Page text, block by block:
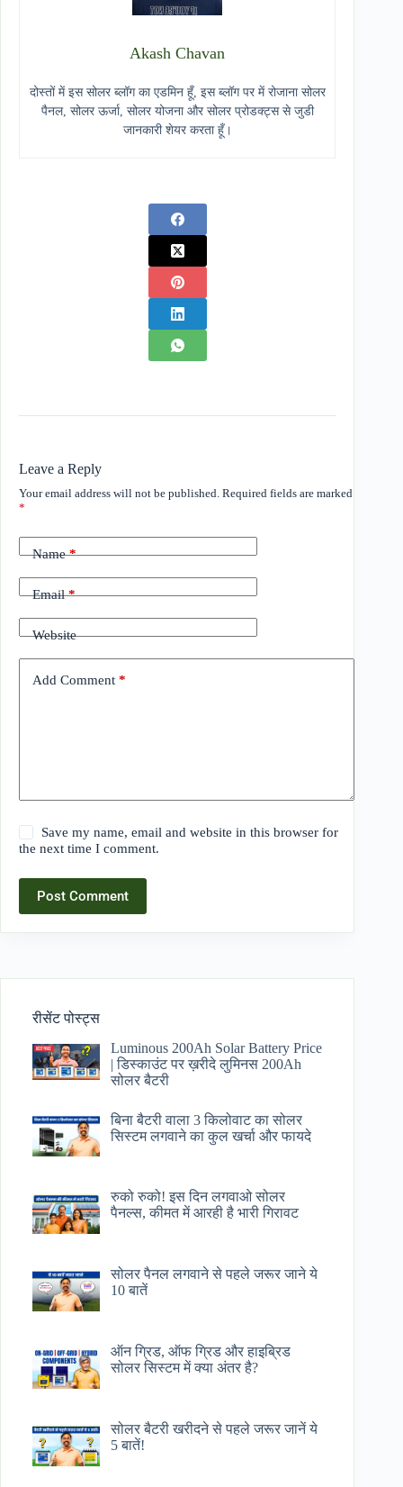
Akash Chavan
दोस्तों में इस सोलर ब्लॉग का एडमिन हूँ, इस ब्लॉग पर में रोजाना सोलर
पैनल, सोलर ऊर्जा, सोलर योजना और सोलर प्रोडक्ट्स से जुडी
जानकारी शेयर करता हूँ।
Leave a Reply
Your email address will not be published. Required fields are marked
*
Name*
Email*
Website
Add Comment *
Save my name, email and website in this browser for
the next time I comment.
Post Comment
रीसेंट पोस्ट्स
Luminous 200Ah Solar Battery Price​
| डिस्काउंट पर ख़रीदे लुमिनस 200Ah
सोलर बैटरी
बिना बैटरी वाला 3 किलोवाट का सोलर
सिस्टम लगवाने का कुल खर्चा और फायदे
रुको रुको! इस दिन लगवाओ सोलर
पैनल्स, कीमत में आरही है भारी गिरावट
सोलर पैनल लगवाने से पहले जरूर जाने ये
10 बातें
ऑन ग्रिड, ऑफ ग्रिड और हाइब्रिड
सोलर सिस्टम में क्या अंतर है?
सोलर बैटरी खरीदने से पहले जरूर जानें ये
5 बातें!